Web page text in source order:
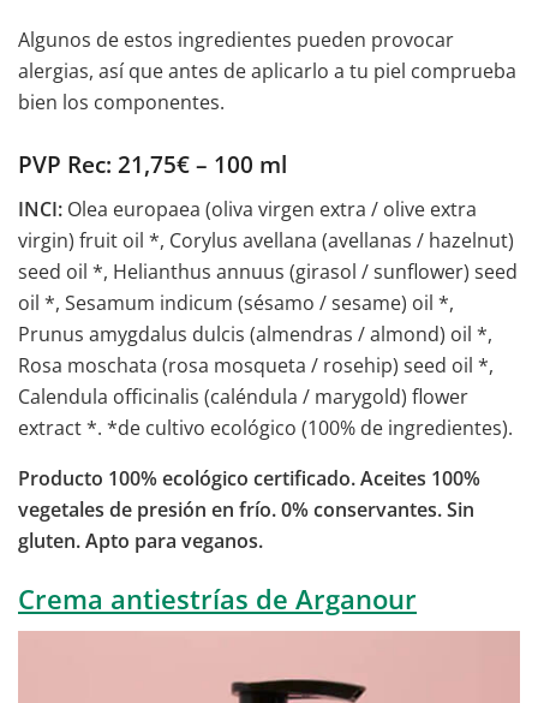
Algunos de estos ingredientes pueden provocar
alergias, así que antes de aplicarlo a tu piel comprueba
bien los componentes.
PVP Rec: 21,75€ – 100 ml
INCI: Olea europaea (oliva virgen extra / olive extra
virgin) fruit oil *, Corylus avellana (avellanas / hazelnut)
seed oil *, Helianthus annuus (girasol / sunflower) seed
oil *, Sesamum indicum (sésamo / sesame) oil *,
Prunus amygdalus dulcis (almendras / almond) oil *,
Rosa moschata (rosa mosqueta / rosehip) seed oil *,
Calendula officinalis (caléndula / marygold) flower
extract *. *de cultivo ecológico (100% de ingredientes).
Producto 100% ecológico certificado. Aceites 100%
vegetales de presión en frío. 0% conservantes. Sin
gluten. Apto para veganos.
Crema antiestrías de Arganour